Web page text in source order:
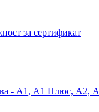
за сертификат
- А1, A1 Плюс, А2,